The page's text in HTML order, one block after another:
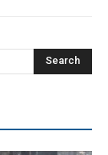
Search